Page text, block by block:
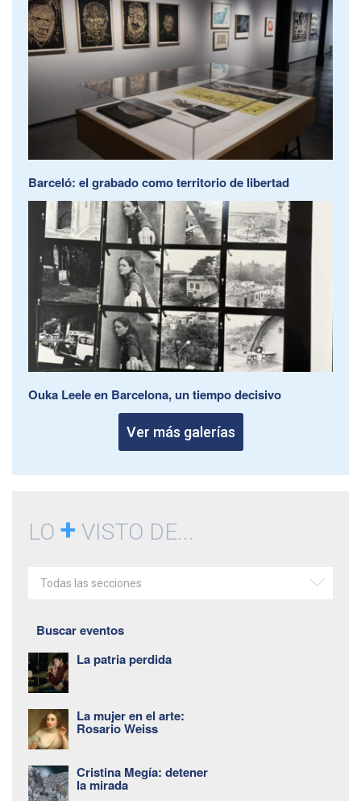
Barceló: el grabado como territorio de libertad
Ouka Leele en Barcelona, un tiempo decisivo
Ver más galerías
LO + VISTO DE...
Todas las secciones
Buscar eventos
La patria perdida
La mujer en el arte:
Rosario Weiss
Cristina Megía: detener
la mirada